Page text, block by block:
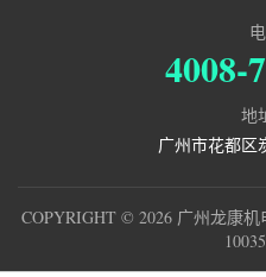
4008-
地
广州市花都区
COPYRIGHT © 2026 广州龙康